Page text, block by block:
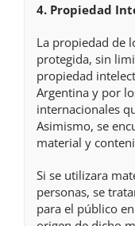
4. Propiedad
La propiedad de
protegida, sin
propiedad
Argentina y por
internacionales
Asimismo, se
material y
Si se utilizara
personas, se
para el público